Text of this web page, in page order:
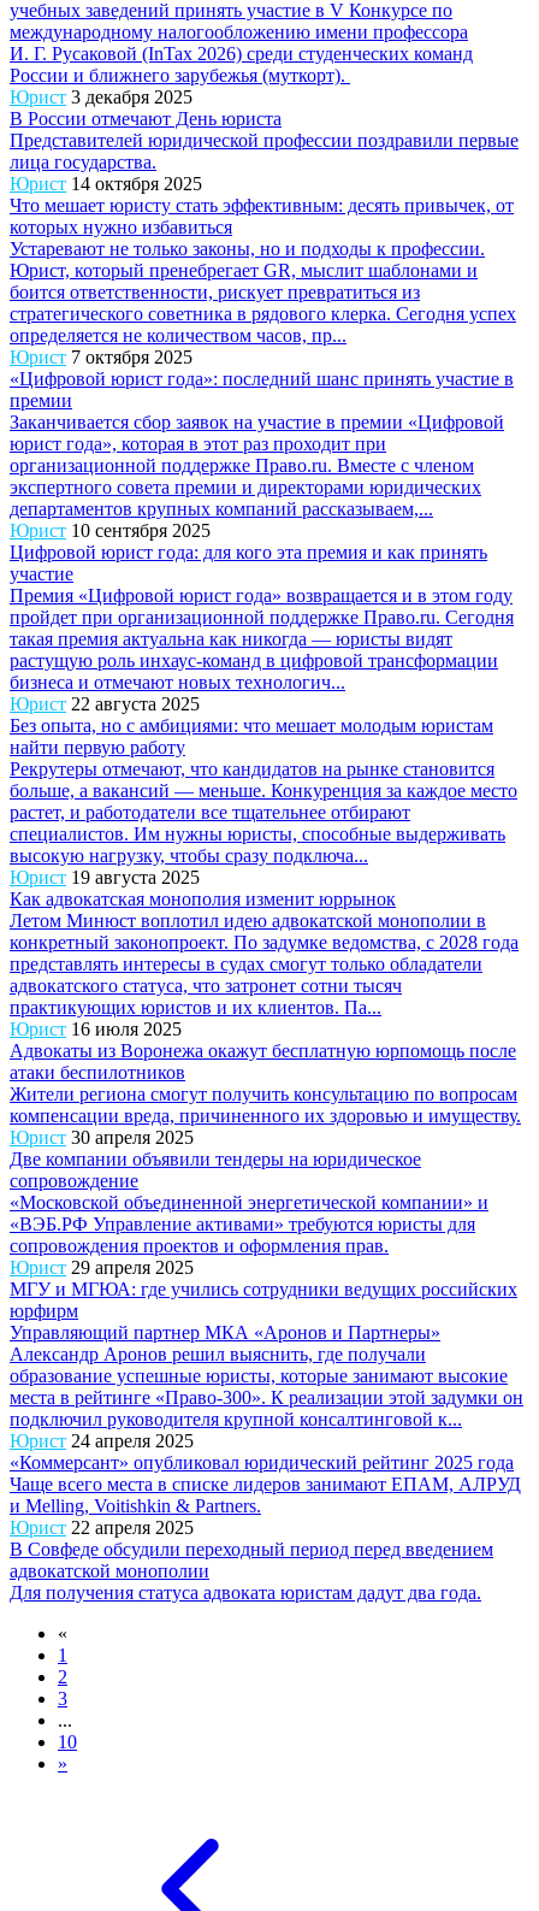
учебных заведений принять участие в V Конкурсе по
международному налогообложению имени профессора
И. Г. Русаковой (InTax 2026) среди студенческих команд
России и ближнего зарубежья (муткорт).
Юрист 3 декабря 2025
В России отмечают День юриста
Представителей юридической профессии поздравили первые
лица государства.
Юрист 14 октября 2025
Что мешает юристу стать эффективным: десять привычек, от
которых нужно избавиться
Устаревают не только законы, но и подходы к профессии.
Юрист, который пренебрегает GR, мыслит шаблонами и
боится ответственности, рискует превратиться из
стратегического советника в рядового клерка. Сегодня успех
определяется не количеством часов, пр...
Юрист 7 октября 2025
«Цифровой юрист года»: последний шанс принять участие в
премии
Заканчивается сбор заявок на участие в премии «Цифровой
юрист года», которая в этот раз проходит при
организационной поддержке Право.ru. Вместе с членом
экспертного совета премии и директорами юридических
департаментов крупных компаний рассказываем,...
Юрист 10 сентября 2025
Цифровой юрист года: для кого эта премия и как принять
участие
Премия «Цифровой юрист года» возвращается и в этом году
пройдет при организационной поддержке Право.ru. Сегодня
такая премия актуальна как никогда — юристы видят
растущую роль инхаус-команд в цифровой трансформации
бизнеса и отмечают новых технологич...
Юрист 22 августа 2025
Без опыта, но с амбициями: что мешает молодым юристам
найти первую работу
Рекрутеры отмечают, что кандидатов на рынке становится
больше, а вакансий — меньше. Конкуренция за каждое место
растет, и работодатели все тщательнее отбирают
специалистов. Им нужны юристы, способные выдерживать
высокую нагрузку, чтобы сразу подключа...
Юрист 19 августа 2025
Как адвокатская монополия изменит юррынок
Летом Минюст воплотил идею адвокатской монополии в
конкретный законопроект. По задумке ведомства, с 2028 года
представлять интересы в судах смогут только обладатели
адвокатского статуса, что затронет сотни тысяч
практикующих юристов и их клиентов. Па...
Юрист 16 июля 2025
Адвокаты из Воронежа окажут бесплатную юрпомощь после
атаки беспилотников
Жители региона смогут получить консультацию по вопросам
компенсации вреда, причиненного их здоровью и имуществу.
Юрист 30 апреля 2025
Две компании объявили тендеры на юридическое
сопровождение
«Московской объединенной энергетической компании» и
«ВЭБ.РФ Управление активами» требуются юристы для
сопровождения проектов и оформления прав.
Юрист 29 апреля 2025
МГУ и МГЮА: где учились сотрудники ведущих российских
юрфирм
Управляющий партнер МКА «Аронов и Партнеры»
Александр Аронов решил выяснить, где получали
образование успешные юристы, которые занимают высокие
места в рейтинге «Право-300». К реализации этой задумки он
подключил руководителя крупной консалтинговой к...
Юрист 24 апреля 2025
«Коммерсант» опубликовал юридический рейтинг 2025 года
Чаще всего места в списке лидеров занимают ЕПАМ, АЛРУД
и Melling, Voitishkin & Partners.
Юрист 22 апреля 2025
В Совфеде обсудили переходный период перед введением
адвокатской монополии
Для получения статуса адвоката юристам дадут два года.
«
1
2
3
...
10
»